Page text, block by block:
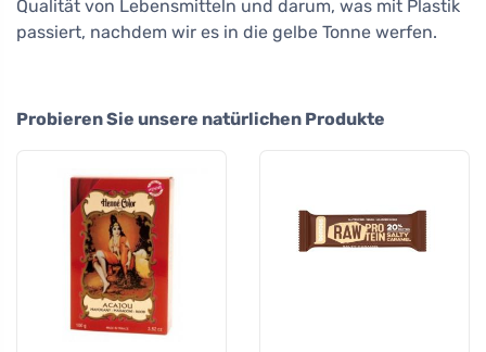
Qualität von Lebensmitteln und darum, was mit Plastik
passiert, nachdem wir es in die gelbe Tonne werfen.
Probieren Sie unsere natürlichen Produkte